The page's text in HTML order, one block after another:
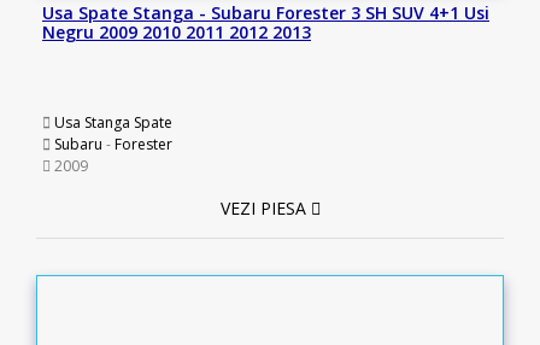
Usa Spate Stanga - Subaru Forester 3 SH SUV 4+1 Usi
Negru 2009 2010 2011 2012 2013
Usa Stanga Spate
Subaru -Forester
2009
VEZI PIESA